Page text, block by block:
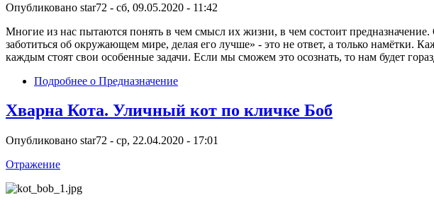
Опубликовано star72 - сб, 09.05.2020 - 11:42
Многие из нас пытаются понять в чем смысл их жизни, в чем состоит
заботиться об окружающем мире, делая его лучше» - это не ответ, а только намётки.
каждым стоят свои особенные задачи. Если мы сможем это осознать, то нам будет
Подробнее о Предназначение
Хварна Кота. Уличный кот по кличке Боб
Опубликовано star72 - ср, 22.04.2020 - 17:01
Отражение